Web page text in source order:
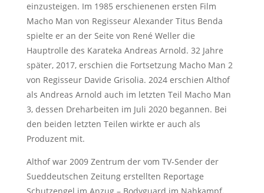
einzusteigen. Im 1985 erschienenen ersten Film
Macho Man von Regisseur Alexander Titus Benda
spielte er an der Seite von René Weller die
Hauptrolle des Karateka Andreas Arnold. 32 Jahre
später, 2017, erschien die Fortsetzung Macho Man 2
von Regisseur Davide Grisolia. 2024 erschien Althof
als Andreas Arnold auch im letzten Teil Macho Man
3, dessen Dreharbeiten im Juli 2020 begannen. Bei
den beiden letzten Teilen wirkte er auch als
Produzent mit.
Althof war 2009 Zentrum der vom TV-Sender der
Sueddeutschen Zeitung erstellten Reportage